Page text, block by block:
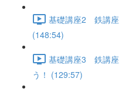
基礎講座2 鉄講座
(148:54)
基礎講座3 鉄講座
う！ (129:57)